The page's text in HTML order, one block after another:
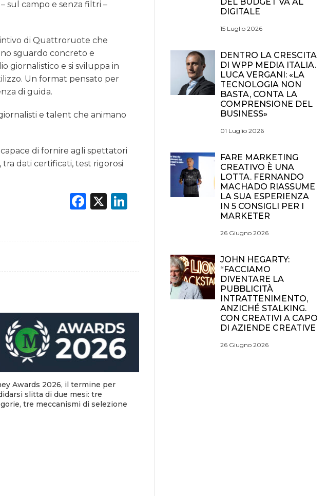
sul campo e senza filtri –
di Quattroruote che
sguardo concreto e
giornalistico e si sviluppa in
Un format pensato per
di guida.
e talent che animano
di fornire agli spettatori
dati certificati, test rigorosi
Facebook
X LinkedIn
Awards 2026, il termine per
slitta di due mesi: tre
tre meccanismi di selezione
DIGITALE
15 Luglio 2026
DENTRO LA CRESCITA
DI WPP MEDIA ITALIA.
LUCA VERGANI: «LA
TECNOLOGIA NON
BASTA, CONTA LA
COMPRENSIONE DEL
BUSINESS»
01 Luglio 2026
FARE MARKETING
CREATIVO È UNA
LOTTA. FERNANDO
MACHADO RIASSUME
LA SUA ESPERIENZA
IN 5 CONSIGLI PER I
MARKETER
26 Giugno 2026
JOHN HEGARTY:
“FACCIAMO
DIVENTARE LA
PUBBLICITÀ
INTRATTENIMENTO,
ANZICHÉ STALKING.
CON CREATIVI A CAPO
DI AZIENDE CREATIVE
26 Giugno 2026